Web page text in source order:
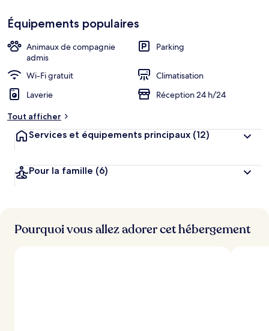
cœur
m
t
l
e
u
Équipements populaires
Animaux de compagnie
admis
Parking
Wi-Fi gratuit
Climatisation
Laverie
Réception 24 h/24
Tout afficher
Services et équipements principaux (12)
Pour la famille (6)
Pourquoi vous allez adorer cet hébergement